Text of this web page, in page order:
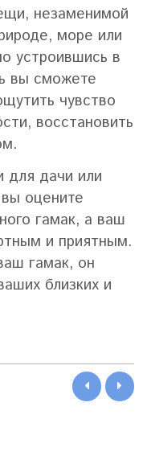
незаменимой
море или
устроившись в
вы сможете
чувство
восстановить
для дачи или
оцените
гамак, а ваш
и приятным.
гамак, он
близких и